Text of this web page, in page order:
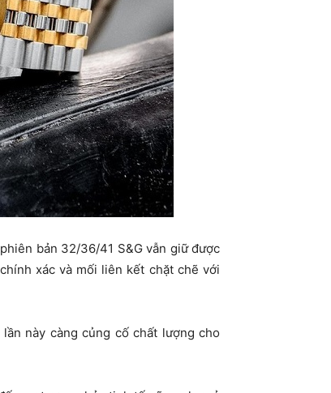
bản 32/36/41 S&G vẫn giữ được
xác và mối liên kết chặt chẽ với
này càng củng cố chất lượng cho